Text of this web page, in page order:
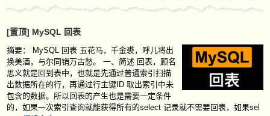
[置顶] MySQL 回表
摘要：
MySQL 回表 五花马，千金裘，呼儿将出
换美酒，与尔同销万古愁。 一、简述 回表，顾名
思义就是回到表中，也就是先通过普通索引扫描
出数据所在的行，再通过行主键ID 取出索引中未
包含的数据。所以回表的产生也是需要一定条件
的，如果一次索引查询就能获得所有的select 记录就不需要回表，如果sel